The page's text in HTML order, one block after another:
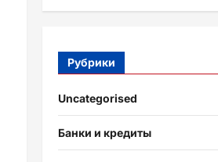
Рубрики
Uncategorised
Банки и кредиты